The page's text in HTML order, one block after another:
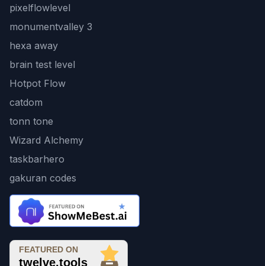
pixelflowlevel
monumentvalley 3
hexa away
brain test level
Hotpot Flow
catdom
tonn tone
Wizard Alchemy
taskbarhero
gakuran codes